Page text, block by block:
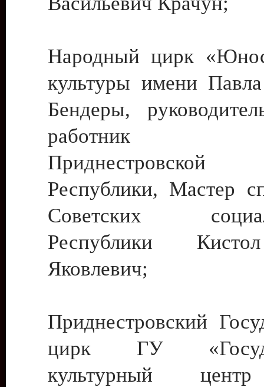
Народный цирк
культуры имени
Бендеры,
работник
Приднестровской
Республики, Мастер
Советских
Республики
Яковлевич;
Приднестровский
цирк ГУ
культурный